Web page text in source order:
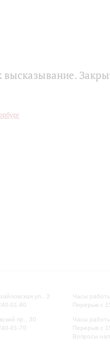
ул., 2
01-80
пр., 30
01-70
Часы
Перерыв с
Часы
Перерыв с
Вопросы